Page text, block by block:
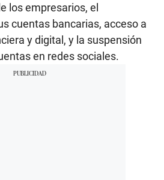
los empresarios, el
cuentas bancarias, acceso a
y digital, y la suspensión
en redes sociales.